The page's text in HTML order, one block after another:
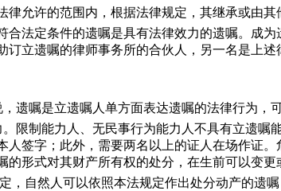
允许的范围内，根据法律规定，其继承或由
合法定条件的遗嘱是具有法律效力的遗嘱。成
订立遗嘱的律师事务所的合伙人，另一名是上
遗嘱是立遗嘱人单方面表达遗嘱的法律行为，
限制能力人、无民事行为能力人不具有立遗
人签字；此外，需要两名以上的证人在场作证
形式对其财产所有权的处分，在生前可以变
，自然人可以依照本法规定作出处分动产的遗嘱